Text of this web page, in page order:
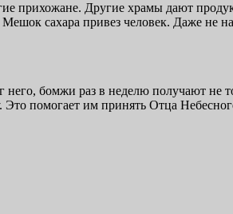
прихожане. Другие храмы дают
сахара привез человек. Даже не
него, бомжи раз в неделю получают
Это помогает им принять Отца